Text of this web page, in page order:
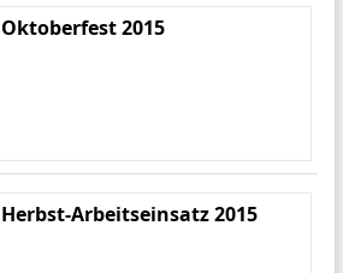
Oktoberfest 2015
Herbst-Arbeitseinsatz 2015